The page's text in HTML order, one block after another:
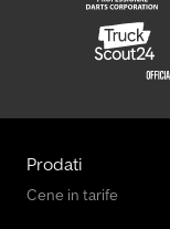
Prodati
Cene in tarife